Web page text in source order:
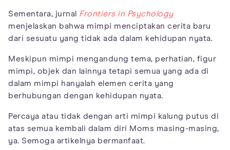
Sementara, jurnal Frontiers in Psychology
menjelaskan bahwa mimpi menciptakan cerita baru
dari sesuatu yang tidak ada dalam kehidupan nyata.
Meskipun mimpi mengandung tema, perhatian, figur
mimpi, objek dan lainnya tetapi semua yang ada di
dalam mimpi hanyalah elemen cerita yang
berhubungan dengan kehidupan nyata.
Percaya atau tidak dengan arti mimpi kalung putus di
atas semua kembali dalam diri Moms masing-masing,
ya. Semoga artikelnya bermanfaat.